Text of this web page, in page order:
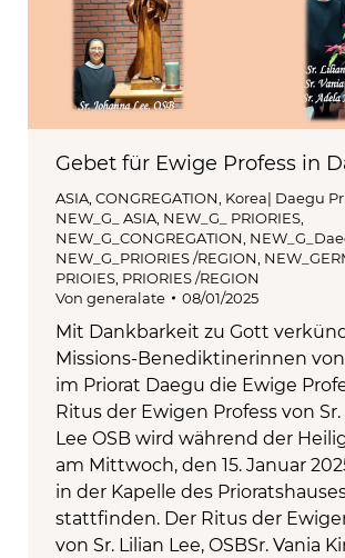
Gebet für Ewige Profess in
ASIA, CONGREGATION, Korea| Daegu
NEW_G_ ASIA, NEW_G_ PRIORIES,
NEW_G_CONGREGATION,
NEW_G_PRIORIES /REGION,
PRIOIES, PRIORIES /REGION
Von generalate 08/01/2025
Mit Dankbarkeit zu Gott
Missions-Benediktinerinnen
im Priorat Daegu die Ewige
Ritus der Ewigen Profess von
Lee OSB wird während der
am Mittwoch, den 15. Januar
in der Kapelle des
stattfinden. Der Ritus der
von Sr. Lilian Lee, OSBSr. Vania